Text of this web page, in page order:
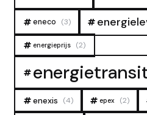
eneco (3)
energieprijs (2)
enexis (4) epex (2)